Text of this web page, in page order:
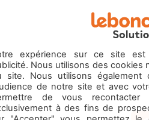
expérience sur ce site
Nous utilisons des cookies
site. Nous utilisons
de notre site et avec
de vous
à des fins de